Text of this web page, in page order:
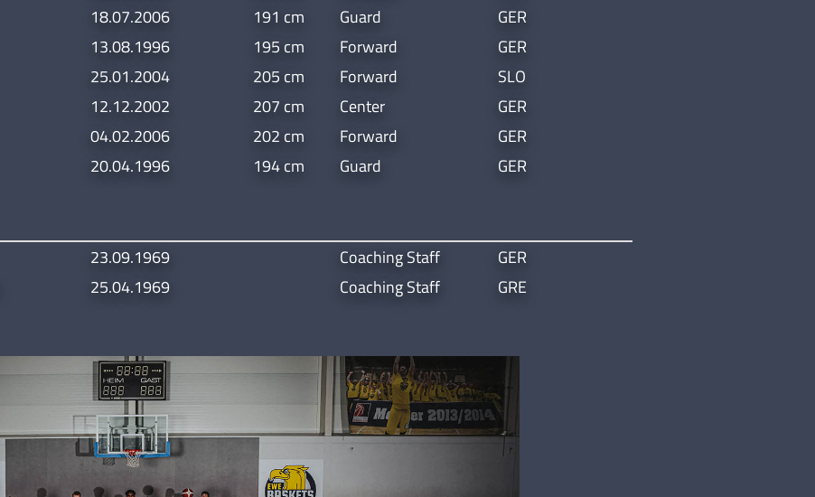
18.07.2006 191 cm Guard
GER
13.08.1996 195 cm Forward
GER
25.01.2004 205 cm Forward
SLO
12.12.2002 207 cm Center
GER
04.02.2006 202 cm Forward
GER
20.04.1996 194 cm Guard GER
23.09.1969 Coaching Staff
GER
25.04.1969 Coaching Staff GRE